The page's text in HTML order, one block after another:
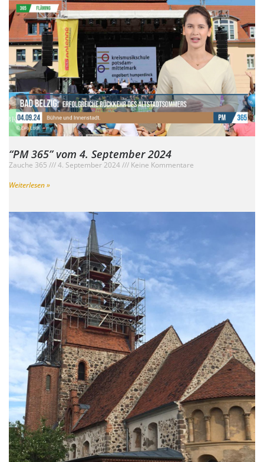
“PM 365” vom 4. September 2024
Zauche 365 4. September 2024
Keine Kommentare
Weiterlesen »